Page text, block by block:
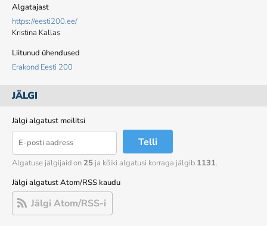
Algatajast
https://eesti200.ee/
Kristina Kallas
Liitunud ühendused
Erakond Eesti 200
JÄLGI
Jälgi algatust meilitsi
Telli
Algatuse jälgijaid on 25 ja kõiki algatusi korraga jälgib 1131.
Jälgi algatust Atom/RSS kaudu
Jälgi Atom/RSS-i